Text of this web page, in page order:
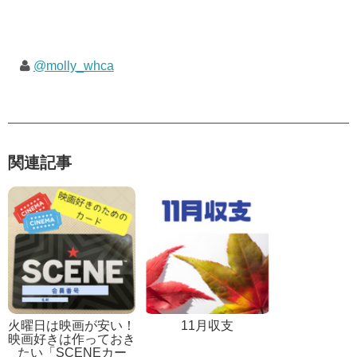
@molly_whca
関連記事
火曜日は映画が安い！
映画好きは作っておき
たい「SCENEカー
11月収支